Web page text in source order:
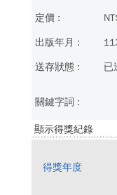
已
顯示得獎紀錄
得獎年度